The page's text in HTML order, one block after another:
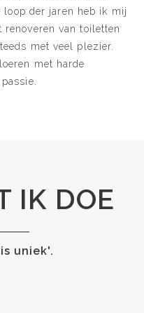
der jaren heb ik mij
renoveren van toiletten
met veel plezier.
met harde
IK DOE
uniek'.